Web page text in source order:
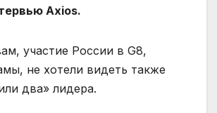
Axios.
участие России в G8,
не хотели видеть также
два» лидера.